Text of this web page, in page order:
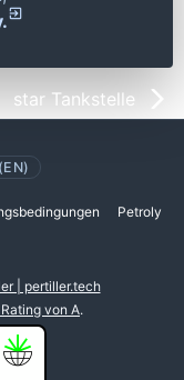
star Tankstelle
Petroly
| pertiller.tech
von A.